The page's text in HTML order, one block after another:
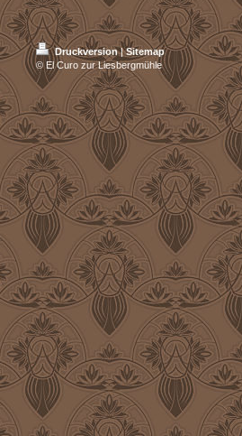
Druckversion| Sitemap
© El Curo zur Liesbergmühle